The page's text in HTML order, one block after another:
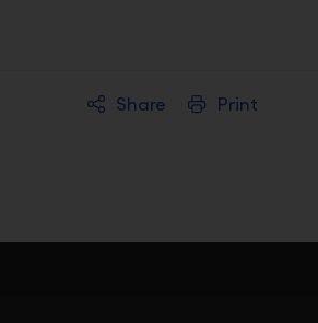
Share Print